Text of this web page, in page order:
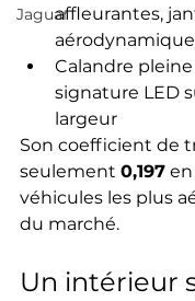
Jaguaraffleurantes,
Calandre
signature LED
largeur
Son coefficient de
seulement 0,197 en
véhicules les plus
du marché.
Un intérieur